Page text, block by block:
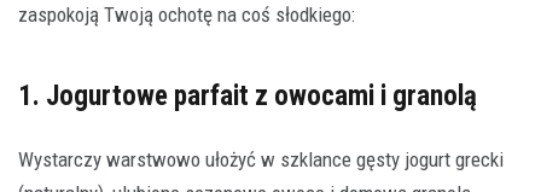
zaspokoją Twoją ochotę na coś słodkiego:
1. Jogurtowe parfait z owocami i granolą
Wystarczy warstwowo ułożyć w szklance gęsty jogurt grecki